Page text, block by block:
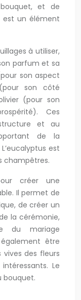
et de
est un élément
à utiliser,
parfum et sa
son aspect
son côté
(pour son
Ces
et au
de la
est
champêtres.
créer une
Il permet de
de créer un
la cérémonie,
du mariage
être
vives des fleurs
Le
bouquet.